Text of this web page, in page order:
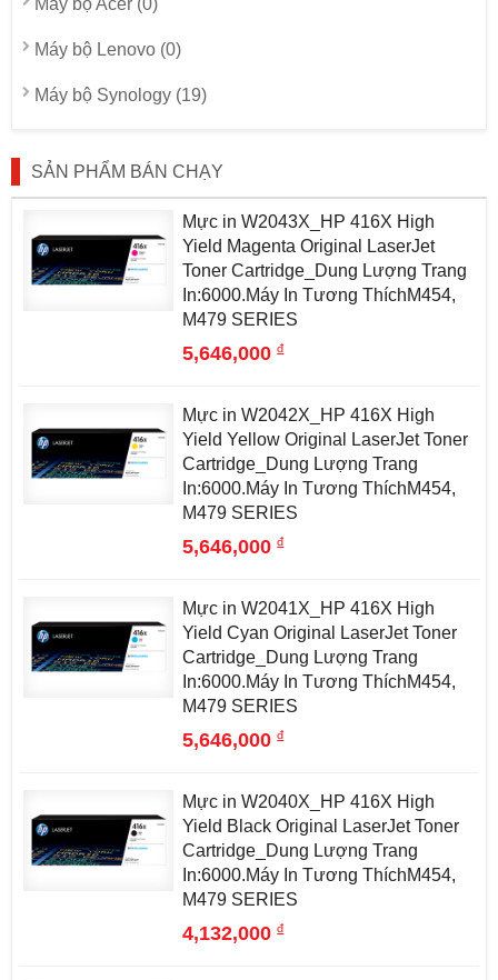
Máy bộ Acer (0)
Máy bộ Lenovo (0)
Máy bộ Synology (19)
SẢN PHẨM BÁN CHẠY
Mực in W2043X_HP 416X High
Yield Magenta Original LaserJet
Toner Cartridge_Dung Lượng Trang
In:6000.Máy In Tương ThíchM454,
M479 SERIES
5,646,000đ
Mực in W2042X_HP 416X High
Yield Yellow Original LaserJet Toner
Cartridge_Dung Lượng Trang
In:6000.Máy In Tương ThíchM454,
M479 SERIES
5,646,000đ
Mực in W2041X_HP 416X High
Yield Cyan Original LaserJet Toner
Cartridge_Dung Lượng Trang
In:6000.Máy In Tương ThíchM454,
M479 SERIES
5,646,000đ
Mực in W2040X_HP 416X High
Yield Black Original LaserJet Toner
Cartridge_Dung Lượng Trang
In:6000.Máy In Tương ThíchM454,
M479 SERIES
4,132,000đ